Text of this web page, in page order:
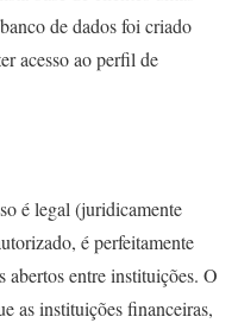
de dados foi criado
acesso ao perfil de
é legal (juridicamente
é perfeitamente
abertos entre instituições. O
as instituições financeiras,